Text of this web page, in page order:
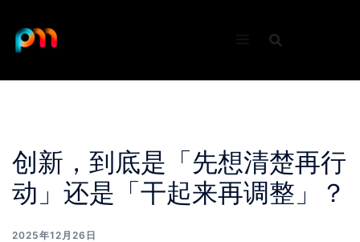
content
创新，到底是「先想清楚再行
动」还是「干起来再调整」？
2025年12月26日